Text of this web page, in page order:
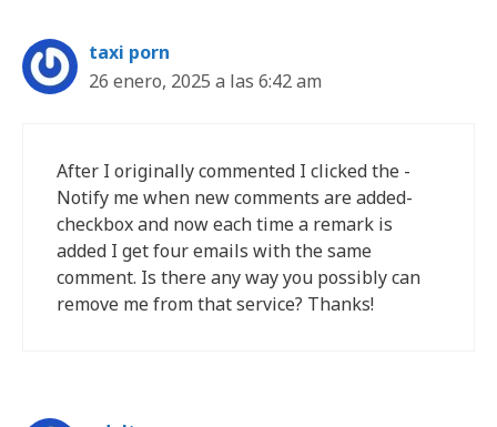
taxi porn
26 enero, 2025 a las 6:42 am
After I originally commented I clicked the -
Notify me when new comments are added-
checkbox and now each time a remark is
added I get four emails with the same
comment. Is there any way you possibly can
remove me from that service? Thanks!